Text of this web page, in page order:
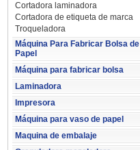
Cortadora laminadora
Cortadora de etiqueta de marca
Troqueladora
Máquina Para Fabricar Bolsa de
Papel
Máquina para fabricar bolsa
Laminadora
Impresora
Máquina para vaso de papel
Maquina de embalaje